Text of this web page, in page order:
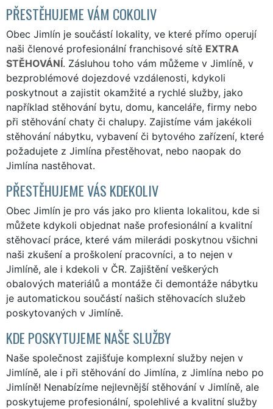
PŘESTĚHUJEME VÁM COKOLIV
Obec Jimlín je součástí lokality, ve které přímo operují
naši členové profesionální franchisové sítě EXTRA
STĚHOVÁNÍ. Zásluhou toho vám můžeme v Jimlíně, v
bezproblémové dojezdové vzdálenosti, kdykoli
poskytnout a zajistit okamžité a rychlé služby, jako
například stěhování bytu, domu, kanceláře, firmy nebo
při stěhování chaty či chalupy. Zajistíme vám jakékoli
stěhování nábytku, vybavení či bytového zařízení, které
požadujete z Jimlína přestěhovat, nebo naopak do
Jimlína nastěhovat.
PŘESTĚHUJEME VÁS KDEKOLIV
Obec Jimlín je pro vás jako pro klienta lokalitou, kde si
můžete kdykoli objednat naše profesionální a kvalitní
stěhovací práce, které vám milerádi poskytnou všichni
naši zkušení a proškolení pracovníci, a to nejen v
Jimlíně, ale i kdekoli v ČR. Zajištění veškerých
obalových materiálů a montáže či demontáže nábytku
je automatickou součástí našich stěhovacích služeb
poskytovaných v Jimlíně.
KDE POSKYTUJEME NAŠE SLUŽBY
Naše společnost zajišťuje komplexní služby nejen v
Jimlíně, ale i při stěhování do Jimlína, z Jimlína nebo po
Jimlíně! Nenabízíme nejlevnější stěhování v Jimlíně, ale
poskytujeme profesionální, spolehlivé a kvalitní služby